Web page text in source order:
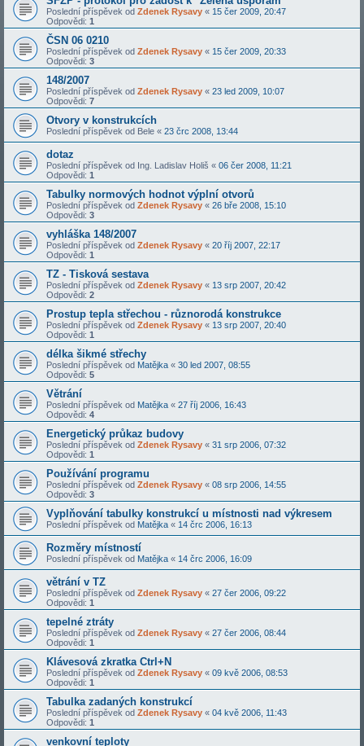
Poslední příspěvek od Zdenek Rysavy « 15 čer 2009, 20:47
Odpovědi: 1
ČSN 06 0210
Poslední příspěvek od Zdenek Rysavy « 15 čer 2009, 20:33
Odpovědi: 3
148/2007
Poslední příspěvek od Zdenek Rysavy « 23 led 2009, 10:07
Odpovědi: 7
Otvory v konstrukcích
Poslední příspěvek od Bele « 23 črc 2008, 13:44
dotaz
Poslední příspěvek od Ing. Ladislav Holiš « 06 čer 2008, 11:21
Odpovědi: 1
Tabulky normových hodnot výplní otvorů
Poslední příspěvek od Zdenek Rysavy « 26 bře 2008, 15:10
Odpovědi: 3
vyhláška 148/2007
Poslední příspěvek od Zdenek Rysavy « 20 říj 2007, 22:17
Odpovědi: 1
TZ - Tisková sestava
Poslední příspěvek od Zdenek Rysavy « 13 srp 2007, 20:42
Odpovědi: 2
Prostup tepla střechou - různorodá konstrukce
Poslední příspěvek od Zdenek Rysavy « 13 srp 2007, 20:40
Odpovědi: 1
délka šikmé střechy
Poslední příspěvek od Matějka « 30 led 2007, 08:55
Odpovědi: 5
Větrání
Poslední příspěvek od Matějka « 27 říj 2006, 16:43
Odpovědi: 4
Energetický průkaz budovy
Poslední příspěvek od Zdenek Rysavy « 31 srp 2006, 07:32
Odpovědi: 1
Používání programu
Poslední příspěvek od Zdenek Rysavy « 08 srp 2006, 14:55
Odpovědi: 3
Vyplňování tabulky konstrukcí u místnosti nad výkresem
Poslední příspěvek od Matějka « 14 črc 2006, 16:13
Rozměry místností
Poslední příspěvek od Matějka « 14 črc 2006, 16:09
větrání v TZ
Poslední příspěvek od Zdenek Rysavy « 27 čer 2006, 09:22
Odpovědi: 1
tepelné ztráty
Poslední příspěvek od Zdenek Rysavy « 27 čer 2006, 08:44
Odpovědi: 1
Klávesová zkratka Ctrl+N
Poslední příspěvek od Zdenek Rysavy « 09 kvě 2006, 08:53
Odpovědi: 1
Tabulka zadaných konstrukcí
Poslední příspěvek od Zdenek Rysavy « 04 kvě 2006, 11:43
Odpovědi: 1
venkovní teploty